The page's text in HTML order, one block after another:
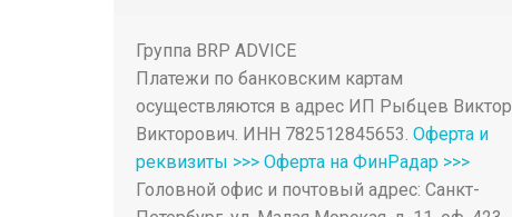
Группа BRP ADVICE
Платежи по банковским картам
осуществляются в адрес ИП Рыбцев Виктор
Викторович. ИНН 782512845653. Оферта и
реквизиты >>> Оферта на ФинРадар >>>
Головной офис и почтовый адрес: Санкт-